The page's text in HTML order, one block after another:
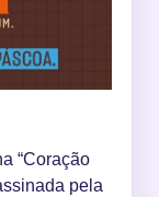
“Coração
pela